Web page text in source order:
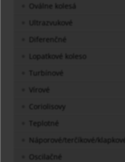
Oválne kolesá
Ultrazvukové
Diferenčné
Lopatkové koleso
Turbínové
Vírové
Coriolisovy
Teplotné
Náporové/terčíkové/klapkové
Oscilačné